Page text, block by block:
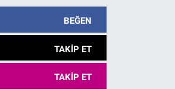
BEĞEN
TAKIP ET
TAKIP ET